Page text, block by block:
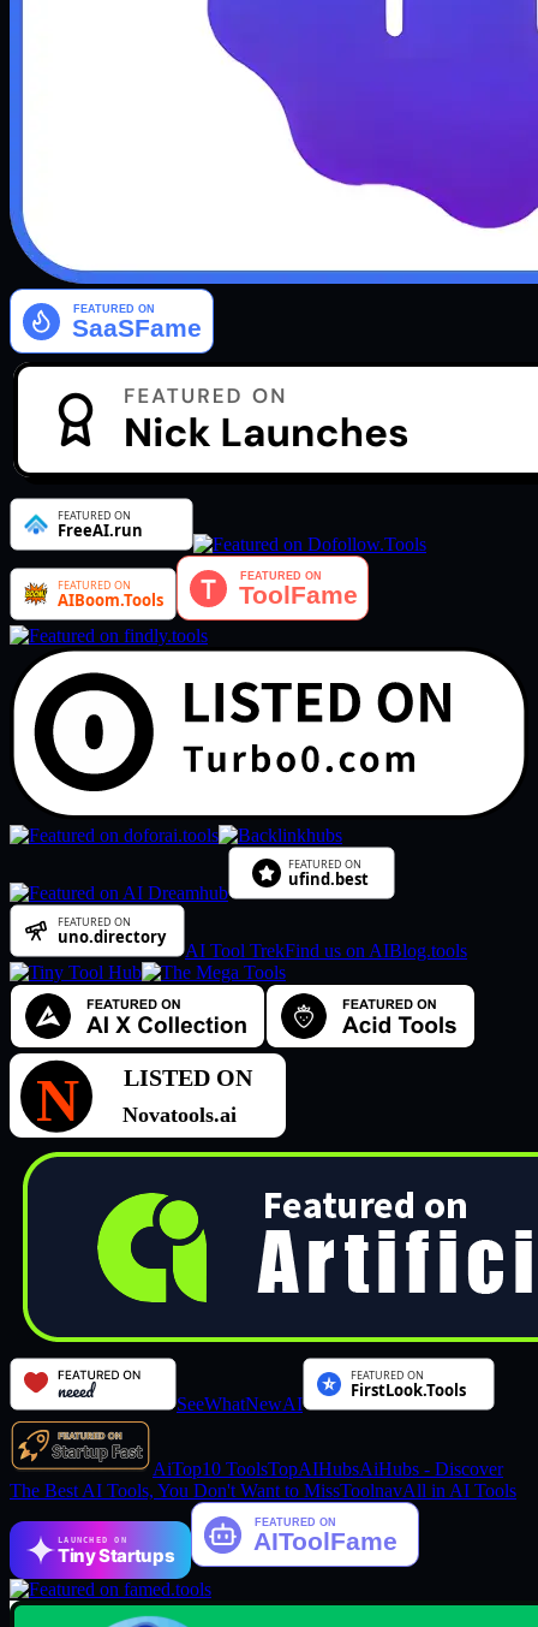
AI Tool TrekFind us on AIBlog.tools
SeeWhatNewAI
AiTop10 ToolsTopAIHubsAiHubs - Discover
The Best AI Tools, You Don't Want to MissToolnavAll in AI Tools
LAUNCHED ON
Tiny Startups